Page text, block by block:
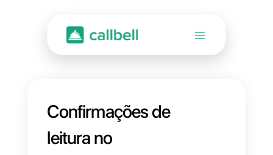
Confirmações de